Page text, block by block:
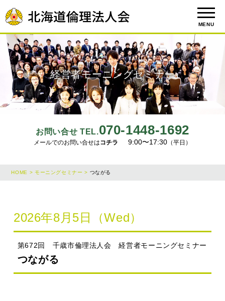
MENU
お問い合せ TEL.070-1448-1692
メールでのお問い合せはコチラ 9:00〜17:30 （平日）
経営者モーニングセミナー
HOME > モーニングセミナー > つながる
2026年8月5日（Wed）
第672回 千歳市倫理法人会 経営者モーニングセミナー
つながる